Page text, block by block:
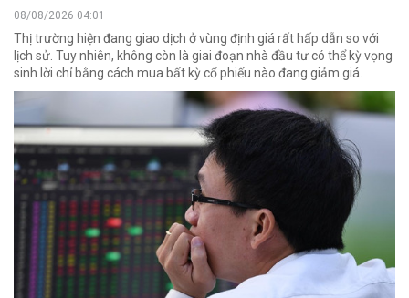
08/08/2026 04:01
Thị trường hiện đang giao dịch ở vùng định giá rất hấp dẫn so với
lịch sử. Tuy nhiên, không còn là giai đoạn nhà đầu tư có thể kỳ vọng
sinh lời chỉ bằng cách mua bất kỳ cổ phiếu nào đang giảm giá.